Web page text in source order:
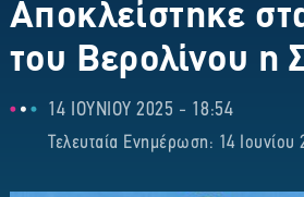
Αποκλείστηκε
του Βερολίνου η
14 ΙΟΥΝΙΟΥ 2025 - 18:54
Τελευταία Ενημέρωση: 14 Ιουνίου